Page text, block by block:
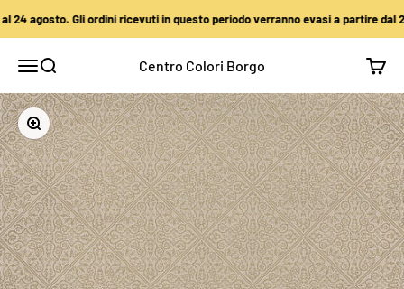
agosto. Gli ordini ricevuti in questo periodo verranno evasi a partire dal 25
Apri il menu di navigazione
Mostra il menu di ricercaCentro Colori Borgo
Ingrandisci immagine